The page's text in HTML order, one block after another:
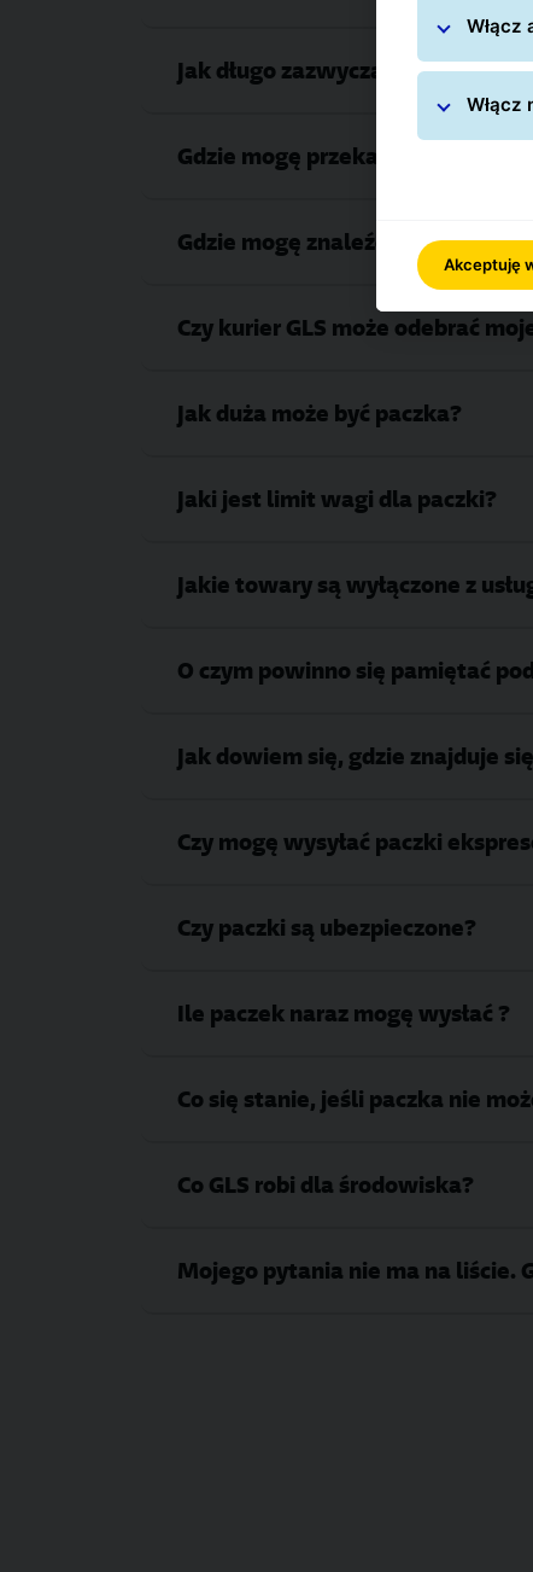
Jak długo zazwyczaj trwa
Gdzie mogę przekazać paczki?
Gdzie mogę znaleźć najbliższy
Czy kurier GLS może odebrać
Jak duża może być paczka?
Jaki jest limit wagi dla paczki?
Jakie towary są wyłączone z
O czym powinno się pamiętać
Jak dowiem się, gdzie znajduje
Czy mogę wysyłać paczki
Czy paczki są ubezpieczone?
Ile paczek naraz mogę wysłać ?
Co się stanie, jeśli paczka nie
Co GLS robi dla środowiska?
Mojego pytania nie ma na liście.
Włącz
Włącz
Akceptuję